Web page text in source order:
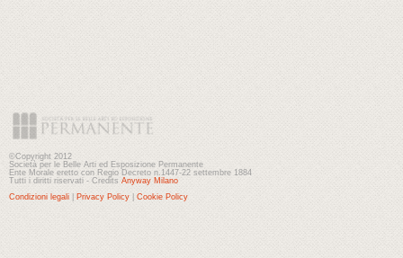
©Copyright 2012
Società per le Belle Arti ed Esposizione Permanente
Ente Morale eretto con Regio Decreto n.1447-22 settembre 1884
Tutti i diritti riservati - Credits Anyway Milano
Condizioni legali
Privacy Policy Cookie Policy